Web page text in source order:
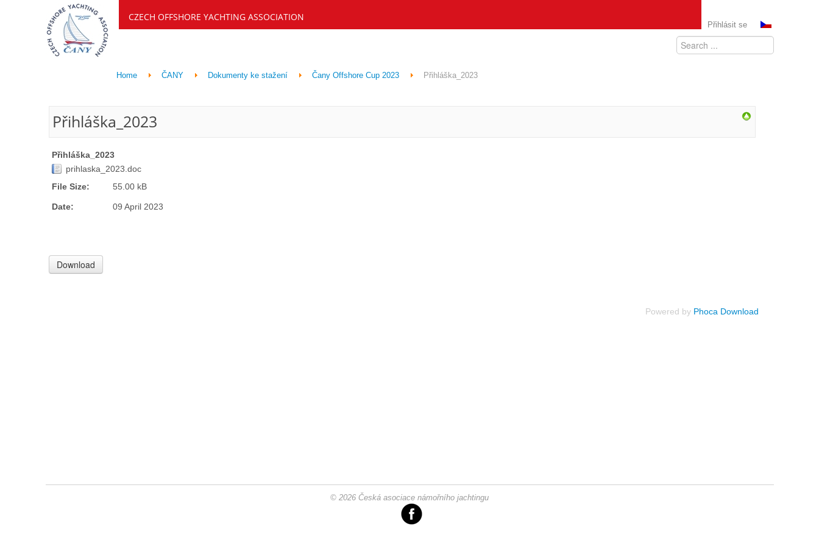
CZECH OFFSHORE YACHTING ASSOCIATION
Přihlásit se
Home ČANY Dokumenty ke stažení Čany Offshore Cup 2023 Přihláška_2023
Přihláška_2023
Přihláška_2023
prihlaska_2023.doc
File Size:
55.00 kB
Date: 09 April 2023
Powered by Phoca Download
© 2026 Česká asociace námořního jachtingu